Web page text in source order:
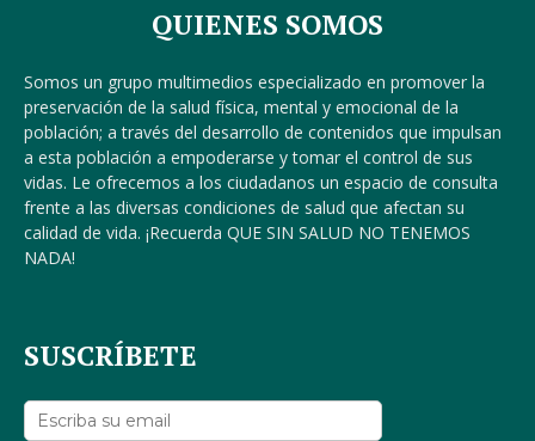
QUIENES SOMOS
Somos un grupo multimedios especializado en promover la
preservación de la salud física, mental y emocional de la
población; a través del desarrollo de contenidos que impulsan
a esta población a empoderarse y tomar el control de sus
vidas. Le ofrecemos a los ciudadanos un espacio de consulta
frente a las diversas condiciones de salud que afectan su
calidad de vida. ¡Recuerda QUE SIN SALUD NO TENEMOS
NADA!
SUSCRÍBETE